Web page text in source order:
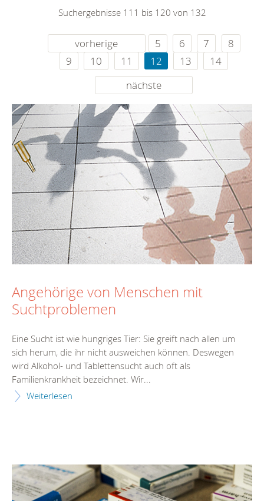
Suchergebnisse 111 bis 120 von 132
vorherige 5 6 7
8
9
10 11 12 13
14
nächste
Angehörige von Menschen mit
Suchtproblemen
Eine Sucht ist wie hungriges Tier: Sie greift nach allen um
sich herum, die ihr nicht ausweichen können. Deswegen
wird Alkohol- und Tablettensucht auch oft als
Familienkrankheit bezeichnet. Wir...
Weiterlesen